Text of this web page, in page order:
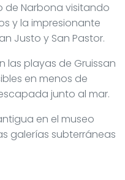
de Narbona visitando
y la impresionante
Justo y San Pastor.
las playas de Gruissan
en menos de
junto al mar.
en el museo
galerías subterráneas